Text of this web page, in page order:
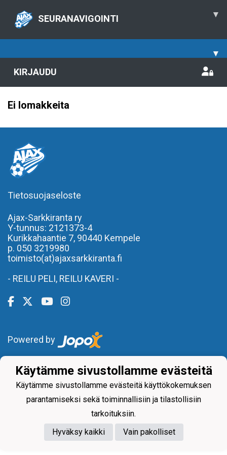
SEURANAVIGOINTI ▾
▾
KIRJAUDU
Ei lomakkeita
Tietosuojaseloste
Ajax-Sarkkiranta ry
Y-tunnus: 2121373-4
Kurikkahaantie 7, 90440 Kempele
p. 050 3219980
toimisto(at)ajaxsarkkiranta.fi
- REILU PELI, REILU KAVERI -
Powered by
Käytämme sivustollamme evästeitä
Käytämme sivustollamme evästeitä käyttökokemuksen
parantamiseksi sekä toiminnallisiin ja tilastollisiin
tarkoituksiin.
Hyväksy kaikki
Vain pakolliset